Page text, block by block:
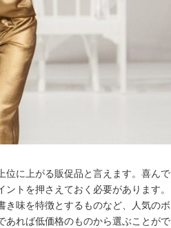
に上がる販促品と言えます。 喜んで
トを押さえておく必要があります。
き味を特徴とするものなど、人気のボ
あれば低価格のものから選ぶことがで